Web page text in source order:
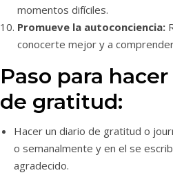
momentos difíciles.
Promueve la autoconciencia:
conocerte mejor y a
Paso para
de gratitud:
Hacer un diario de gratitud o
o semanalmente y en el se
agradecido.